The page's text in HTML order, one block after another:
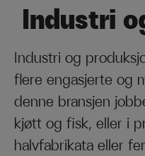
Industri
Industri og
flere engasjerte og
denne bransjen
kjøtt og fisk, eller i
halvfabrikata eller